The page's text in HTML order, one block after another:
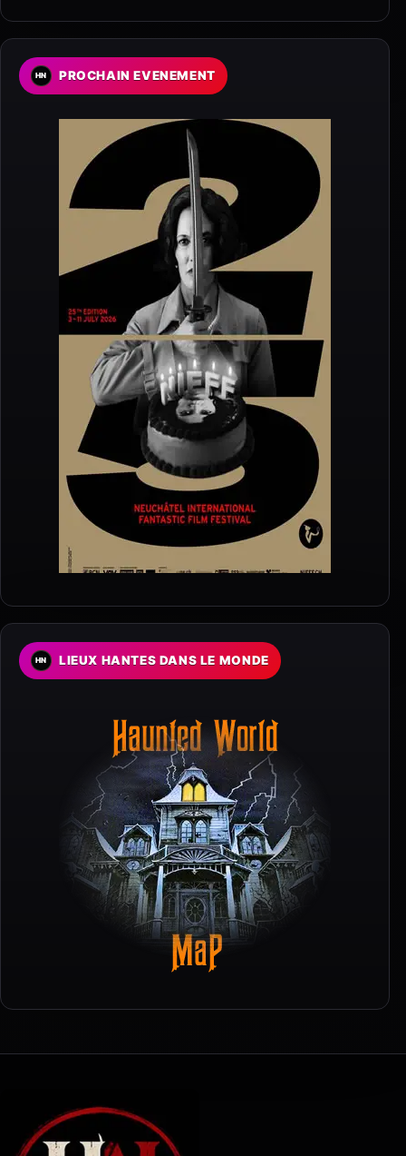
PROCHAIN EVENEMENT
LIEUX HANTES DANS LE MONDE